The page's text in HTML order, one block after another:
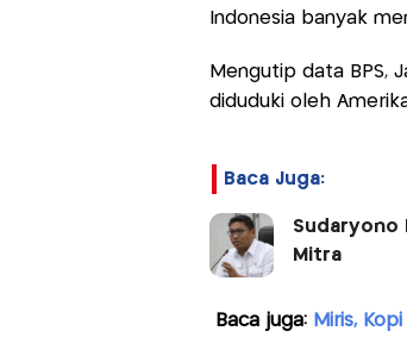
Indonesia banyak
Mengutip data BPS,
diduduki oleh
Baca Juga:
Sudaryono
Mitra
Baca juga: Miris,